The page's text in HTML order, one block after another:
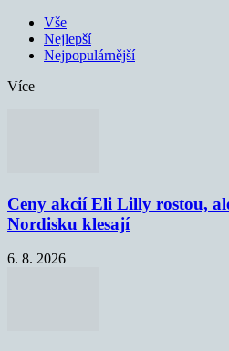
Vše
Nejlepší
Nejpopulárnější
Více
Ceny akcií Eli Lilly rostou,
Nordisku klesají
6. 8. 2026